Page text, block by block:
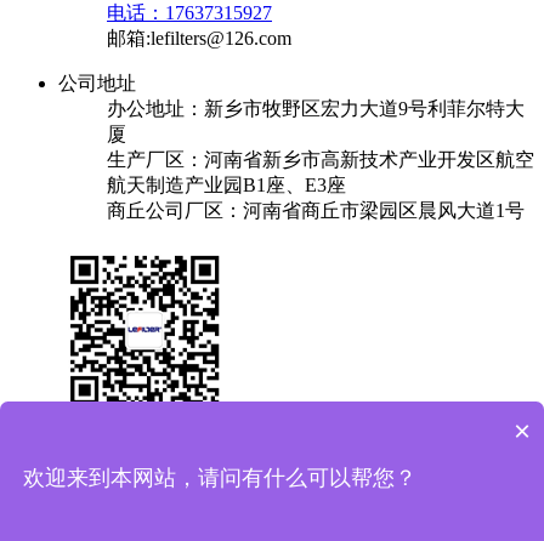
电话：17637315927
邮箱:lefilters@126.com
公司地址
办公地址：新乡市牧野区宏力大道9号利菲尔特大
厦
生产厂区：河南省新乡市高新技术产业开发区航空
航天制造产业园B1座、E3座
商丘公司厂区：河南省商丘市梁园区晨风大道1号
×
欢迎来到本网站，请问有什么可以帮您？